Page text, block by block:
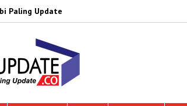
Paling Update